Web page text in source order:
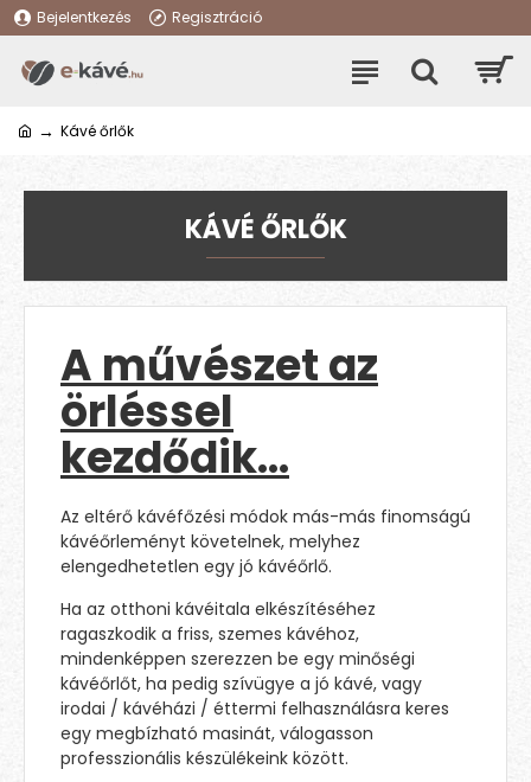
Bejelentkezés Regisztráció
Kávé őrlők
KÁVÉ ŐRLŐK
A művészet az
örléssel
kezdődik…
Az eltérő kávéfőzési módok más-más finomságú
kávéőrleményt követelnek, melyhez
elengedhetetlen egy jó kávéőrlő.
Ha az otthoni kávéitala elkészítéséhez
ragaszkodik a friss, szemes kávéhoz,
mindenképpen szerezzen be egy minőségi
kávéőrlőt, ha pedig szívügye a jó kávé, vagy
irodai / kávéházi / éttermi felhasználásra keres
egy megbízható masinát, válogasson
professzionális készülékeink között.